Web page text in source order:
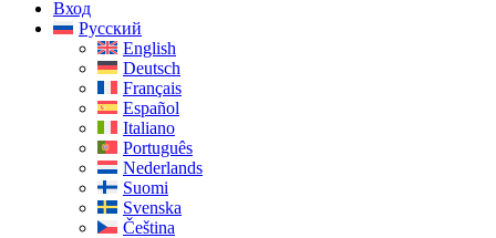
Вход
Русский
English
Deutsch
Français
Español
Italiano
Português
Nederlands
Suomi
Svenska
Čeština